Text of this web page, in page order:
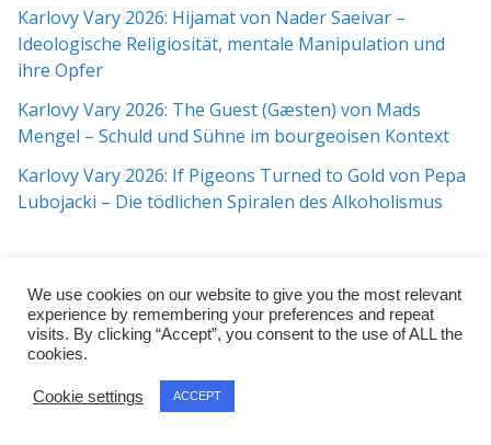
Karlovy Vary 2026: Hijamat von Nader Saeivar​​ –
Ideologische Religiosität, mentale Manipulation und
ihre Opfer
Karlovy Vary 2026: The Guest (Gæsten) von Mads
Mengel – Schuld und Sühne im bourgeoisen Kontext
Karlovy Vary 2026: If Pigeons Turned to Gold von Pepa
Lubojacki – Die tödlichen Spiralen des Alkoholismus
Copyright © 2026j:mag
Theme:ColorMag Proby ThemeGrill. Powered by
We use cookies on our website to give you the most relevant
experience by remembering your preferences and repeat
visits. By clicking “Accept”, you consent to the use of ALL the
cookies.
Cookie settings ACCEPT